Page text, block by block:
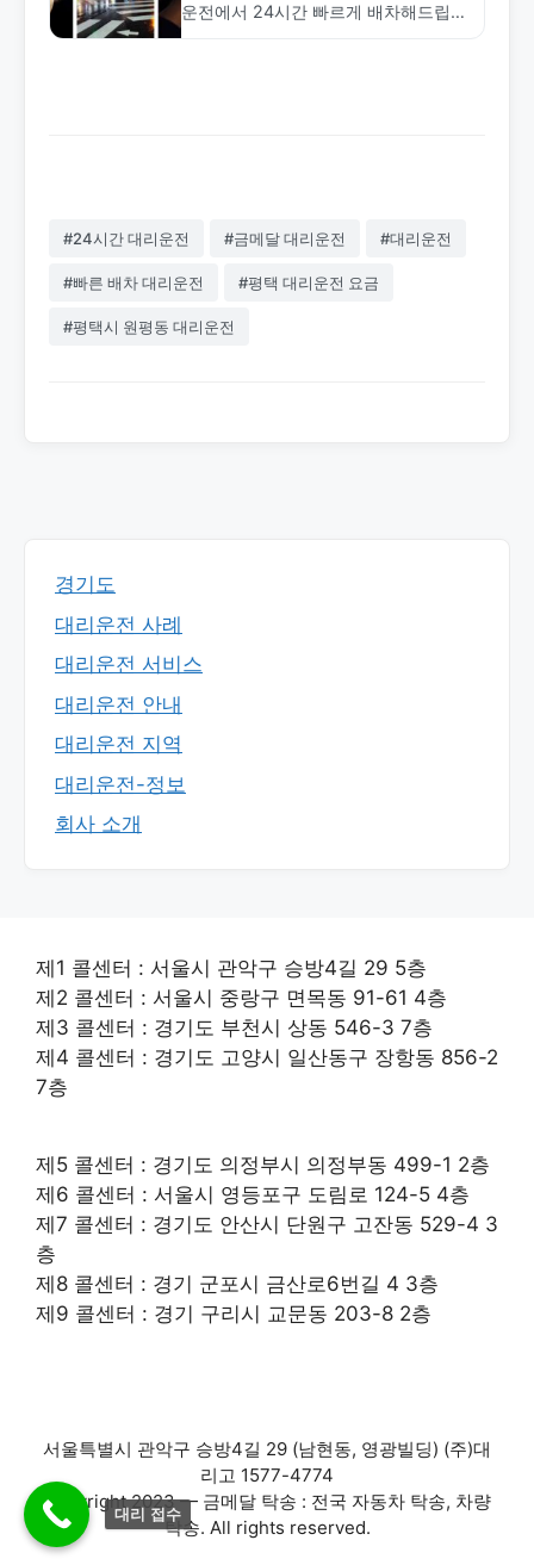
운전에서 24시간 빠르게 배차해드립니
#24시간 대리운전 #금메달 대리운전 #대리운전
#빠른 배차 대리운전 #평택 대리운전 요금
#평택시 원평동 대리운전
경기도
대리운전 사례
대리운전 서비스
대리운전 안내
대리운전 지역
대리운전-정보
회사 소개
제1 콜센터 : 서울시 관악구 승방4길 29 5층
제2 콜센터 : 서울시 중랑구 면목동 91-61 4층
제3 콜센터 : 경기도 부천시 상동 546-3 7층
제4 콜센터 : 경기도 고양시 일산동구 장항동 856-2
7층
제5 콜센터 : 경기도 의정부시 의정부동 499-1 2층
제6 콜센터 : 서울시 영등포구 도림로 124-5 4층
제7 콜센터 : 경기도 안산시 단원구 고잔동 529-4 3
층
제8 콜센터 : 경기 군포시 금산로6번길 4 3층
제9 콜센터 : 경기 구리시 교문동 203-8 2층
서울특별시 관악구 승방4길 29 (남현동, 영광빌딩) (주)대
리고 1577-4774
Copyright 2023 — 금메달 탁송 : 전국 자동차 탁송, 차량
탁송. All rights reserved.
대리 접수